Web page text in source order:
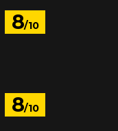
8/10
8/10